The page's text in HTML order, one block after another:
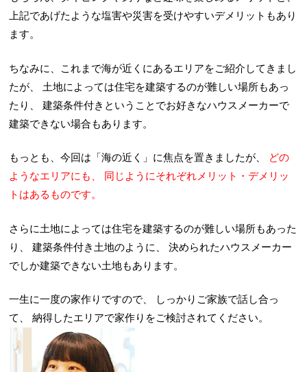
上記であげたような塩害や災害を受けやすいデメリットもあり
ます。
ちなみに、これまで海が近くにあるエリアをご紹介してきまし
たが、
土地によっては住宅を建築するのが難しい場所もあっ
たり、
建築条件付きということでお好きなハウスメーカーで
建築できない場合もあります。
もっとも、今回は「海の近く」に焦点を置きましたが、
どの
ようなエリアにも、
同じようにそれぞれメリット・デメリッ
トはあるものです。
さらに土地によっては住宅を建築するのが難しい場所もあった
り、
建築条件付き土地のように、
決められたハウスメーカー
でしか建築できない土地もあります。
一生に一度の家作りですので、
しっかりご家族で話し合っ
て、
納得したエリアで家作りをご検討されてください。